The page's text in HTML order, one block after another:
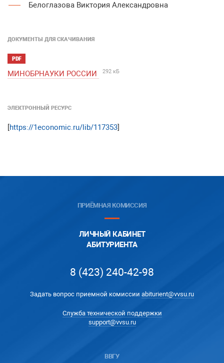
Белоглазова Виктория Александровна
ДОКУМЕНТЫ ДЛЯ СКАЧИВАНИЯ
PDF
МИНОБРНАУКИ РОССИИ 292 кБ
ЭЛЕКТРОННЫЙ РЕСУРС
[https://1economic.ru/lib/117353]
ПРИЁМНАЯ КОМИССИЯ
ЛИЧНЫЙ КАБИНЕТ
АБИТУРИЕНТА
8 (423) 240-42-98
Задать вопрос приемной комиссии abiturient@vvsu.ru
Служба технической поддержки
support@vvsu.ru
ВВГУ